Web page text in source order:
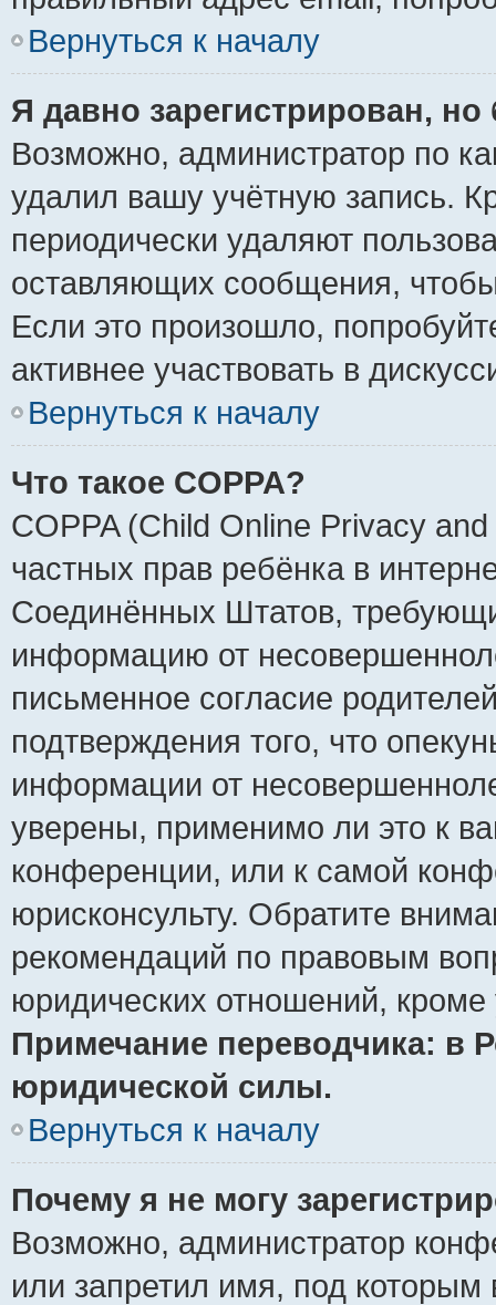
Вернуться к началу
Я давно зарегистрирован,
Возможно, администратор по
удалил вашу учётную запись.
периодически удаляют
оставляющих сообщения,
Если это произошло,
активнее участвовать в
Вернуться к началу
Что такое COPPA?
COPPA (Child Online Privacy
частных прав ребёнка в
Соединённых Штатов,
информацию от
письменное согласие
подтверждения того, что
информации от
уверены, применимо ли это к
конференции, или к самой
юрисконсульту. Обратите
рекомендаций по правовым
юридических отношений,
Примечание переводчика: в
юридической силы.
Вернуться к началу
Почему я не могу
Возможно, администратор
или запретил имя, под которым